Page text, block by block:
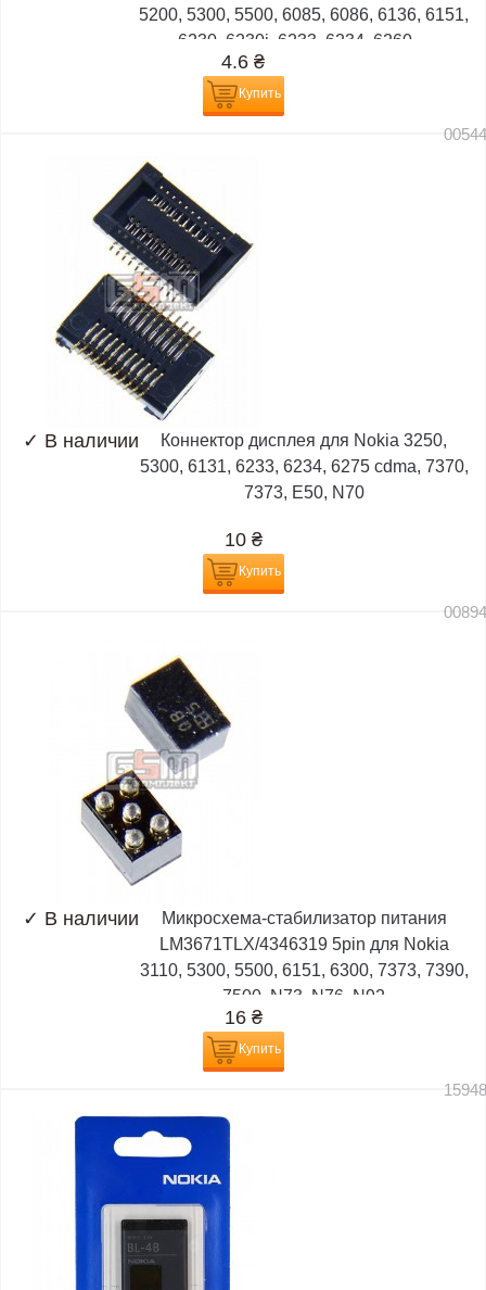
5200, 5300, 5500, 6085, 6086, 6136, 6151,
6230, 6230i, 6233, 6234, 6260,...
4.6 ₴
Купить
✓ В наличии
Коннектор дисплея для Nokia 3250,
5300, 6131, 6233, 6234, 6275 cdma, 7370,
7373, E50, N70
10 ₴
Купить
✓ В наличии
Микросхема-стабилизатор питания
LM3671TLX/4346319 5pin для Nokia
3110, 5300, 5500, 6151, 6300, 7373, 7390,
7500, N73, N76, N92
16 ₴
Купить